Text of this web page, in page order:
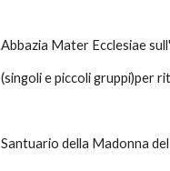
Abbazia Mater Ecclesiae
(singoli e piccoli gruppi)per
Santuario della Madonna